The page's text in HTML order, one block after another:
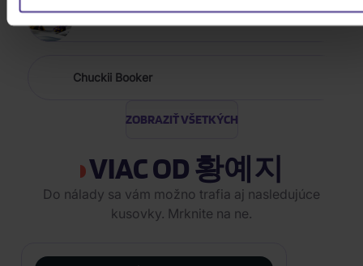
Chuckii Booker
ZOBRAZIŤ VŠETKÝCH
VIAC OD 황예지
Do nálady sa vám možno trafia aj nasledujúce
kusovky. Mrknite na ne.